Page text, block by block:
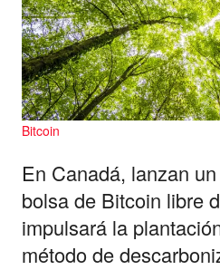
Bitcoin
En Canadá, lanzan
bolsa de Bitcoin libre
impulsará la
método de